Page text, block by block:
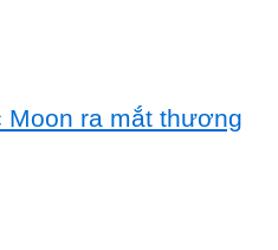
Moon ra mắt thương